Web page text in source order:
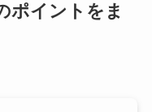
ポイントをま